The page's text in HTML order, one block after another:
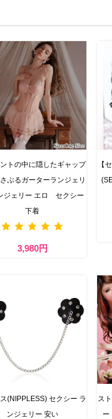
トの中に隠したギャップ
ぶるガーターランジェリ
ジェリー エロ セクシー
下着
3,980円
【
(NIPPLESS) セクシー ラ
ンジェリー 安い
ス
ー